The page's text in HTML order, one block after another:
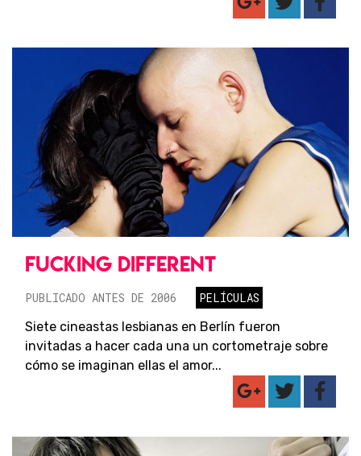
FUCKING DIFFERENT
PUBLICADO ANTES DE 2006
PELÍCULAS
Siete cineastas lesbianas en Berlín fueron
invitadas a hacer cada una un cortometraje sobre
cómo se imaginan ellas el amor...